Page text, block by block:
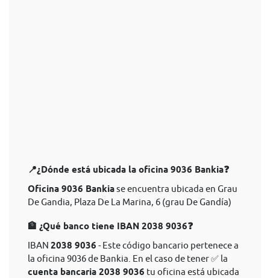
📍¿Dónde está ubicada la oficina 9036 Bankia❓
Oficina 9036 Bankiase encuentra ubicada en Grau
De Gandia, Plaza De La Marina, 6 (grau De Gandía)
🏦 ¿Qué banco tiene IBAN 2038 9036❓
IBAN 2038 9036 - Este código bancario pertenece a
la oficina 9036 de Bankia. En el caso de tener ✅ la
cuenta bancaria 2038 9036 tu oficina está ubicada